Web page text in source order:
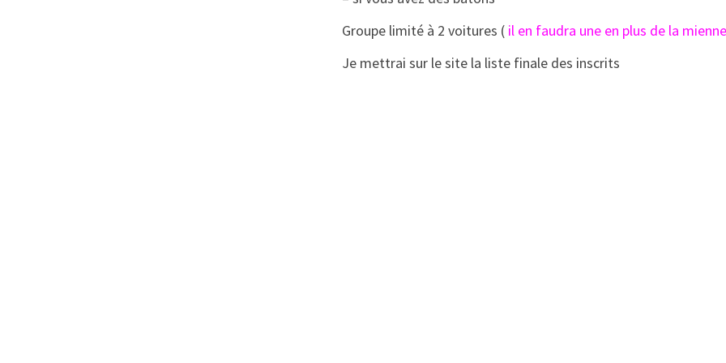
Groupe limité à 2 voitures ( il en faudra une en plus de la mienne
Je mettrai sur le site la liste finale des inscrits